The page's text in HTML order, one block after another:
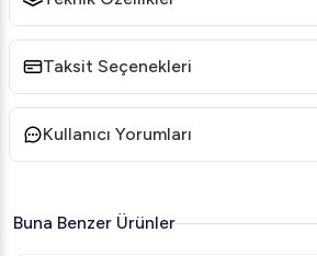
süreli kullanım için idealdir.
standartlarını en üst seviyede tutar.
Taksit Seçenekleri
Kullanıcı Yorumları
Buna Benzer Ürünler